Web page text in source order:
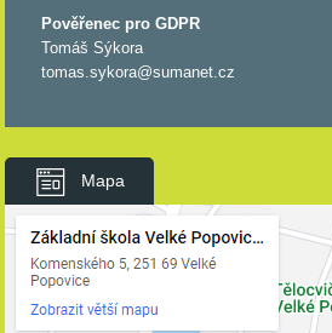
Pověřenec pro GDPR
Tomáš Sýkora
tomas.sykora@sumanet.cz
Mapa